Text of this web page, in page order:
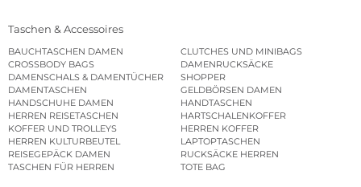
Taschen & Accessoires
BAUCHTASCHEN DAMEN
CLUTCHES UND MINIBAGS
CROSSBODY BAGS
DAMENRUCKSÄCKE
DAMENSCHALS & DAMENTÜCHER
SHOPPER
DAMENTASCHEN
GELDBÖRSEN DAMEN
HANDSCHUHE DAMEN
HANDTASCHEN
HERREN REISETASCHEN
HARTSCHALENKOFFER
KOFFER UND TROLLEYS
HERREN KOFFER
HERREN KULTURBEUTEL
LAPTOPTASCHEN
REISEGEPÄCK DAMEN
RUCKSÄCKE HERREN
TASCHEN FÜR HERREN
TOTE BAG